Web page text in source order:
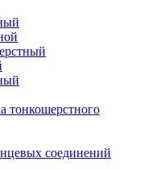
тонкошерстного
соединений